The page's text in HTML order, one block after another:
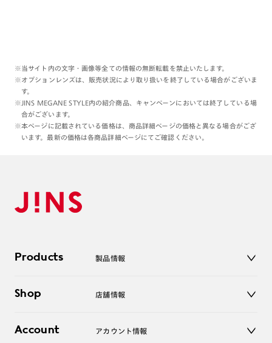
※当サイト内の文字・画像等全ての情報の無断転載を禁止いたします。
※オプションレンズは、販売状況により取り扱いを終了している場合がございま
す。
※JINS MEGANE STYLE内の紹介商品、キャンペーンにおいては終了している場
合がございます。
※本ページに記載されている価格は、商品詳細ページの価格と異なる場合がござ
います。最新の価格は各商品詳細ページにてご確認ください。
Products 製品情報
サングラス
コンタクトレンズ
Shop 店舗情報
オンラインショップ
Account アカウント情報